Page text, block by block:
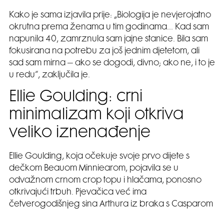
Kako je sama izjavila prije: „Biologija je nevjerojatno
okrutna prema ženama u tim godinama… Kad sam
napunila 40, zamrznula sam jajne stanice. Bila sam
fokusirana na potrebu za još jednim djetetom, ali
sad sam mirna – ako se dogodi, divno; ako ne, i to je
u redu“, zaključila je.
Ellie Goulding: crni
minimalizam koji otkriva
veliko iznenađenje
Ellie Goulding, koja očekuje svoje prvo dijete s
dečkom Beauom Minniearom, pojavila se u
odvažnom crnom crop topu i hlačama, ponosno
otkrivajući trbuh. Pjevačica već ima
četverogodišnjeg sina Arthura iz braka s Casparom